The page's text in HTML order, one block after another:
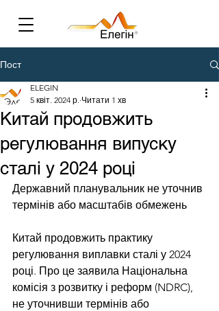
Пост
Китай продовжить
регулювання випуску
сталі у 2024 році
ELEGIN
5 квіт. 2024 р. Читати 1 хв
Державний планувальник не уточнив
термінів або масштабів обмежень
Китай продовжить практику
регулювання виплавки сталі у 2024
році. Про це заявила Національна
комісія з розвитку і реформ (NDRC),
не уточнивши термінів або